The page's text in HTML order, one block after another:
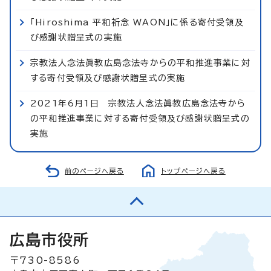
「Hiroshima 平和祈念 WAON」に係る寄付受領及
び感謝状贈呈式の実施
宗教法人念法眞教広島念法寺からの平和推進事業に対
する寄付受領及び感謝状贈呈式の実施
2021年6月1日 宗教法人念法眞教広島念法寺から
の平和推進事業に対する寄付受領及び感謝状贈呈式の
実施
前のページへ戻る トップページへ戻る
広島市役所
〒730-8586